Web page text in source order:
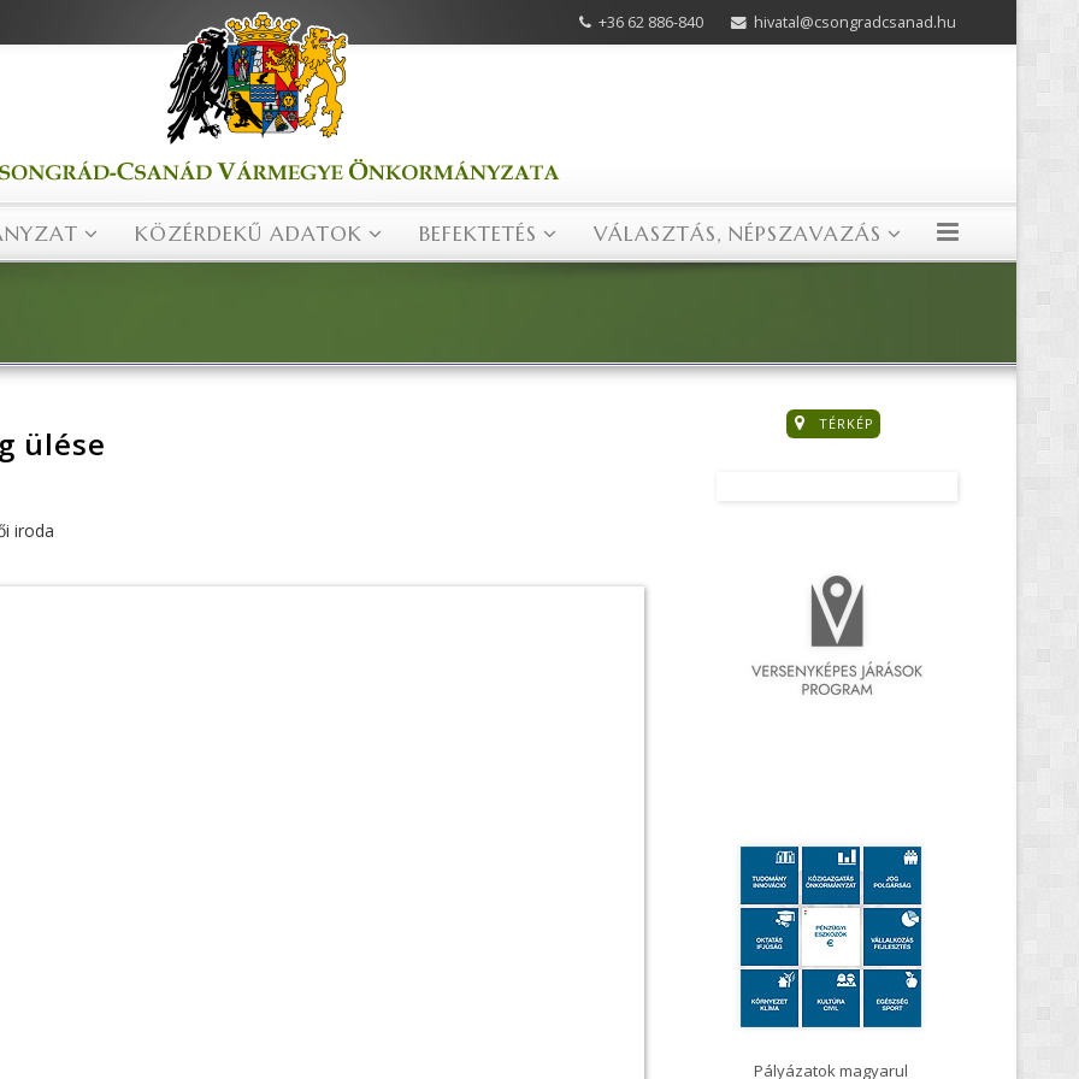
+36 62 886-840 hivatal@csongradcsanad.hu
KÖZÉRDEKŰ ADATOK BEFEKTETÉS VÁLASZTÁS, NÉPSZAVAZÁS
ülése
iroda
TÉRKÉP
Pályázatok magyarul